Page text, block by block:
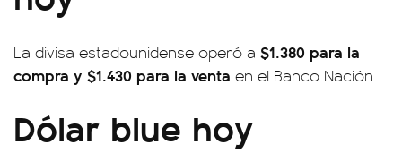
La divisa estadounidense operó a $1.380 para la
compra y $1.430 para la venta en el Banco Nación.
Dólar blue hoy